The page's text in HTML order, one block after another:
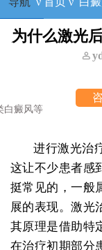
为什么激光
进行激光治
这让不少患者感
挺常见的，一般
展的表现。激光
其原理是借助特
在治疗初期部分